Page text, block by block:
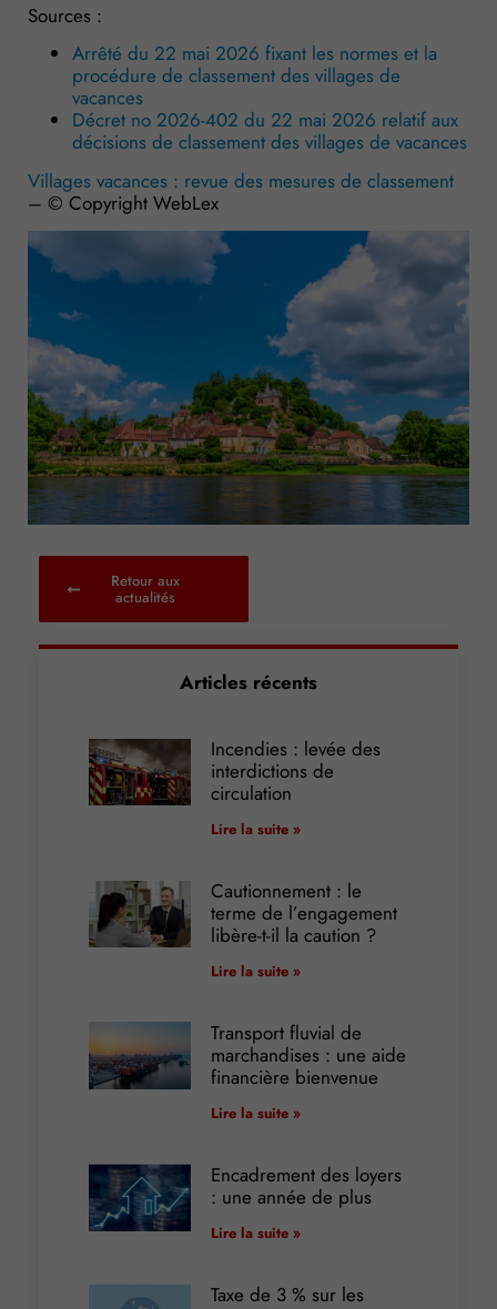
Sources :
Arrêté du 22 mai 2026 fixant les normes et la
procédure de classement des villages de
vacances
Décret no 2026-402 du 22 mai 2026 relatif aux
décisions de classement des villages de vacances
Villages vacances : revue des mesures de classement
– © Copyright WebLex
Retour aux
actualités
Articles récents
Incendies : levée des
interdictions de
circulation
Lire la suite »
Cautionnement : le
terme de l’engagement
libère-t-il la caution ?
Lire la suite »
Transport fluvial de
marchandises : une aide
financière bienvenue
Lire la suite »
Encadrement des loyers
: une année de plus
Lire la suite »
Taxe de 3 % sur les